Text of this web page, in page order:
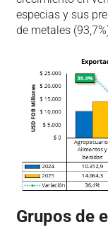
especias y sus
de metales
Grupos de